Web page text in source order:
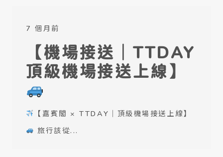
7 個月前
【機場接送｜TTDAY
頂級機場接送上線】
【嘉賓閣 × TTDAY｜頂級機場接送上線】
旅行該從...